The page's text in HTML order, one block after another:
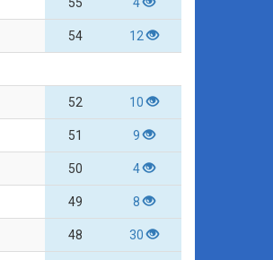
54 12
52 10
51 9
50 4
49 8
48 30